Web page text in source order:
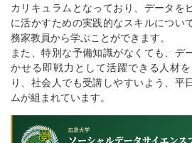
カリキュラムとなっており、データを
に活かすための実践的なスキルについ
務家教員から学ぶことができます。
また、特別な予備知識がなくても、デ
かせる即戦力として活躍できる人材
り、社会人でも受講しやすいよう、平
ムが組まれています。